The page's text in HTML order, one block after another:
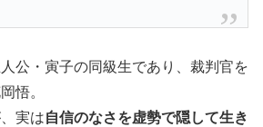
公・寅子の同級生であり、裁判官を
悟。
実は自信のなさを虚勢で隠して生き